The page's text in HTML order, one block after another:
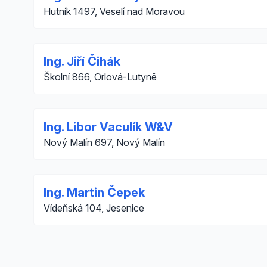
Hutník 1497, Veselí nad Moravou
Ing. Jiří Čihák
Školní 866, Orlová-Lutyně
Ing. Libor Vaculík W&V
Nový Malín 697, Nový Malín
Ing. Martin Čepek
Vídeňská 104, Jesenice